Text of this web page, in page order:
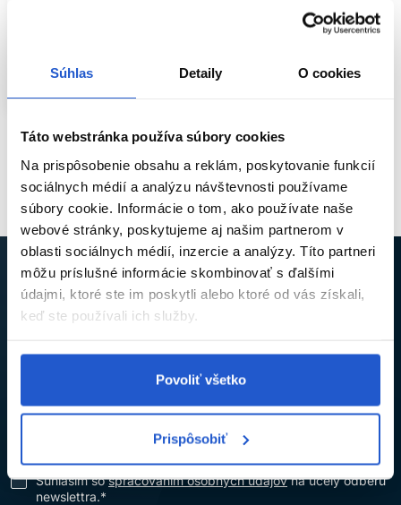
Súhlas Detaily O cookies
Táto webstránka používa súbory cookies
Na prispôsobenie obsahu a reklám, poskytovanie funkcií
sociálnych médií a analýzu návštevnosti používame
súbory cookie. Informácie o tom, ako používate naše
webové stránky, poskytujeme aj našim partnerom v
oblasti sociálnych médií, inzercie a analýzy. Títo partneri
môžu príslušné informácie skombinovať s ďalšími
údajmi, ktoré ste im poskytli alebo ktoré od vás získali,
keď ste používali ich služby.
Povoliť všetko
Prispôsobiť
Pozreli ste1z1produktov
NECH VÁM NEUJDE ŽIADNA NOVINKA ANI
ktorý vám pošleme na e-mail.
Súhlasím sospracovaním osobných údajovna účely odberu
newslettra.*